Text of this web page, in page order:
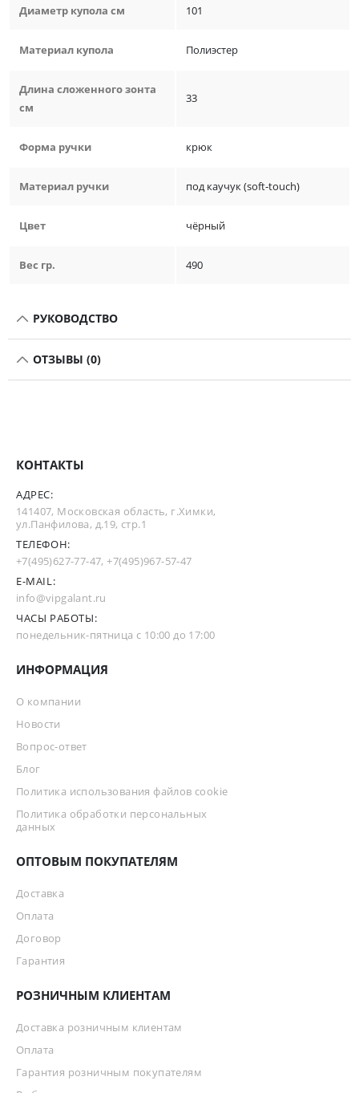
Диаметр купола см 101
Материал купола Полиэстер
Длина сложенного зонта
см
33
Форма ручки крюк
Материал ручки под каучук (soft-touch)
Цвет чёрный
Вес гр. 490
РУКОВОДСТВО
ОТЗЫВЫ (0)
КОНТАКТЫ
АДРЕС:
141407, Московская область, г.Химки,
ул.Панфилова, д.19, стр.1
ТЕЛЕФОН:
+7(495)627-77-47,+7(495)967-57-47
E-MAIL:
info@vipgalant.ru
ЧАСЫ РАБОТЫ:
понедельник-пятница с 10:00 до 17:00
ИНФОРМАЦИЯ
О компании
Новости
Вопрос-ответ
Блог
Политика использования файлов cookie
Политика обработки персональных
данных
ОПТОВЫМ ПОКУПАТЕЛЯМ
Доставка
Оплата
Договор
Гарантия
РОЗНИЧНЫМ КЛИЕНТАМ
Доставка розничным клиентам
Оплата
Гарантия розничным покупателям